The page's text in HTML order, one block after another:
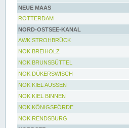
NEUE MAAS
ROTTERDAM
NORD-OSTSEE-KANAL
AWK STROHBRÜCK
NOK BREIHOLZ
NOK BRUNSBÜTTEL
NOK DÜKERSWISCH
NOK KIEL AUSSEN
NOK KIEL BINNEN
NOK KÖNIGSFÖRDE
NOK RENDSBURG